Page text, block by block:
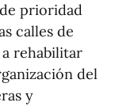
prioridad
calles de
a rehabilitar
del
y